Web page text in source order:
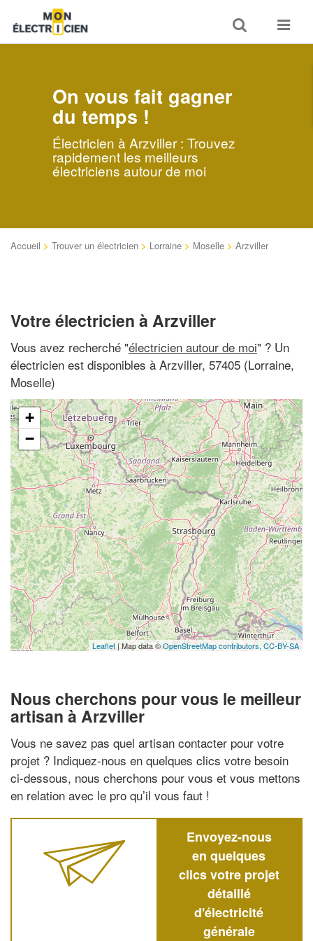
Toggle
search
Toggle
On vous fait gagner
du temps !
Électricien à Arzviller : Trouvez
rapidement les meilleurs
électriciens autour de moi
Accueil > Trouver un électricien > Lorraine > Moselle > Arzviller
Votre électricien à Arzviller
Vous avez recherché "électricien autour de moi" ? Un
électricien est disponibles à Arzviller, 57405 (Lorraine,
Moselle)
+
−
Leaflet | Map data ©OpenStreetMap contributors, CC-BY-SA
Nous cherchons pour vous le meilleur
artisan à Arzviller
Vous ne savez pas quel artisan contacter pour votre
projet ? Indiquez-nous en quelques clics votre besoin
ci-dessous, nous cherchons pour vous et vous mettons
en relation avec le pro qu’il vous faut !
Envoyez-nous
en quelques
clics votre projet
détaillé
d'électricité
générale